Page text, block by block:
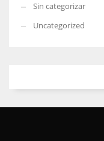
Sin categorizar
Uncategorized